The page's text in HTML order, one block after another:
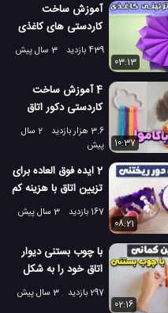
آموزش ساخت
کاردستی های کاغذی
برای دکور اتاق و منزل
439 بازدید
3 سال پیش
03:13
4 آموزش ساخت
کاردستی دکور اتاق
دخترانه زیبا با کاموا
3.6 هزار بازدید
2 سال
پیش
10:37
2 ایده فوق العاده برای
تزیین اتاق با هزینه کم
167 بازدید
3 سال پیش
08:21
با چوب بستنی دیوار
اتاق خود را به شکل
رنگین کمان تزیین
297 بازدید
3 سال پیش
02:16